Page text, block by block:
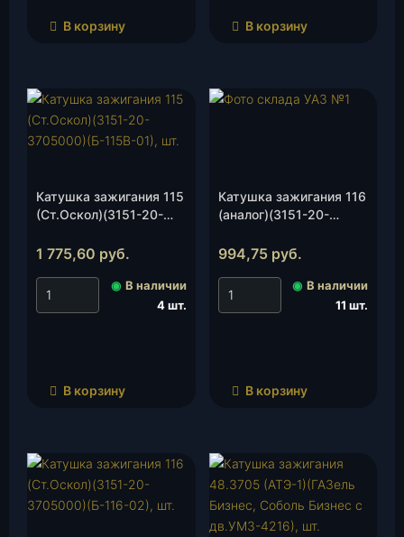
В корзину В корзину
Катушка зажигания 115
(Ст.Оскол)(3151-20-
шт.
1 775,60 руб.
◉ В наличии
4 шт.
В корзину
Катушка зажигания 116
(аналог)(3151-20-
994,75 руб.
◉ В наличии
11 шт.
В корзину